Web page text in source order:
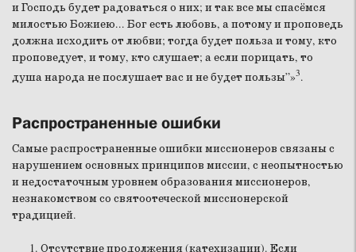
и Господь будет радоваться о них; и так все мы спасёмся
милостью Божиею... Бог есть любовь, а потому и проповедь
должна исходить от любви; тогда будет польза и тому, кто
проповедует, и тому, кто слушает; а если порицать, то
душа народа не послушает вас и не будет пользы”»3.
Распространенные ошибки
Самые распространенные ошибки миссионеров связаны с
нарушением основных принципов миссии, с неопытностью
и недостаточным уровнем образования миссионеров,
незнакомством со святоотеческой миссионерской
традицией.
Отсутствие продолжения (катехизации). Если